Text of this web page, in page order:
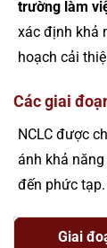
trường làm
xác định khả
hoạch cải
Các giai
NCLC được
ánh khả
đến phức tạp.
Giai